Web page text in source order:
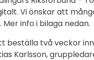
Vi önskar att
info i bilaga nedan.
beställa två veckor
Karlsson,